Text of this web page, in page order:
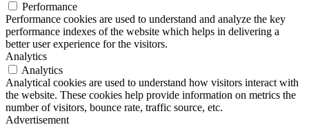
Performance
Performance cookies are used to understand and analyze the key
performance indexes of the website which helps in delivering a
better user experience for the visitors.
Analytics
Analytics
Analytical cookies are used to understand how visitors interact with
the website. These cookies help provide information on metrics the
number of visitors, bounce rate, traffic source, etc.
Advertisement